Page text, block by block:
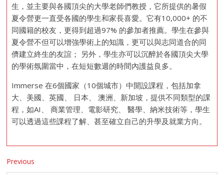
生，並主要與各國頂尖的大學老師們教授，它所提供的暑假
夏令營更一直受各國的學生和家長喜愛。它有10,000+ 的不
同國籍的校友，更得到超過97% 的參加者推薦。學生在參與
夏令營不但可以增強學術上的知識，更可以與志同道合的同
儕建立終生的友誼； 另外，學生亦可以沉醉於各國頂尖大學
的學術氛圍當中，在短短數週的時間內護益良多。
Immerse 在6個國家（10個城市）中開設課程，包括加拿
大、美國、英國、 日本、 澳洲、新加坡，提供不同類型的課
程，如AI、 商業管理、電影研究、 醫學、納米技術等，學生
可以透過這些課程了解、甚至確立自己的升學及就業方向。
Previous